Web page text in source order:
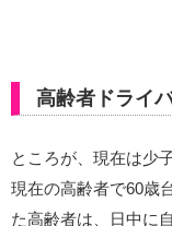
高齢者ドライ
ところが、現在は少
現在の高齢者で60歳
た高齢者は、日中に